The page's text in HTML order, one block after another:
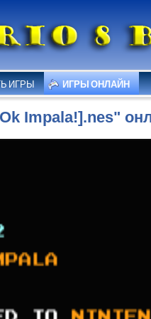
ИГРЫ ИГРЫ ОНЛАЙН
Impala!].nes"